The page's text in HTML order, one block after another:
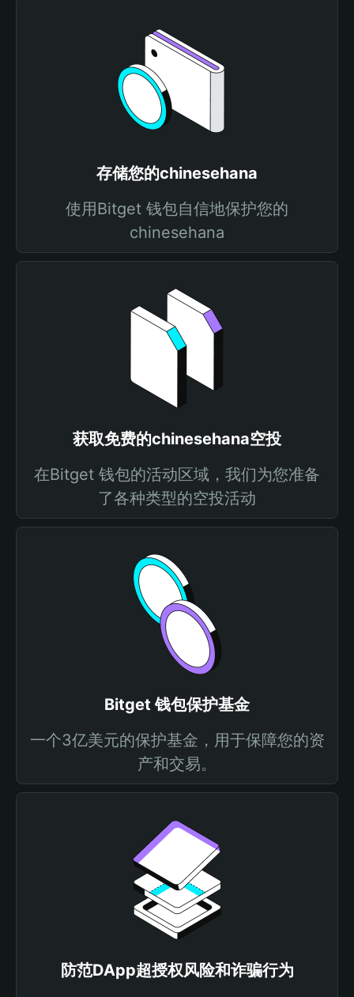
存储您的chinesehana
使用Bitget 钱包自信地保护您的
chinesehana
获取免费的chinesehana空投
在Bitget 钱包的活动区域，我们为您准备
了各种类型的空投活动
Bitget 钱包保护基金
一个3亿美元的保护基金，用于保障您的资
产和交易。
防范DApp超授权风险和诈骗行为